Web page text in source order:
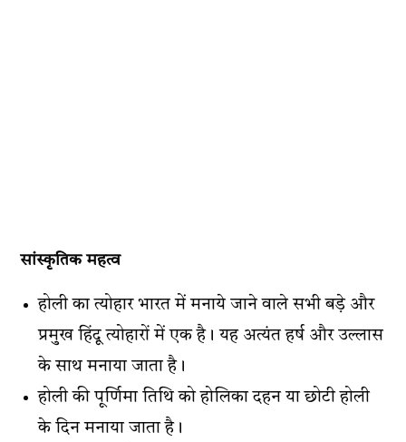
सांस्कृतिक महत्व
होली का त्योहार भारत में मनाये जाने वाले सभी बड़े और
प्रमुख हिंदू त्योहारों में एक है। यह अत्यंत हर्ष और उल्लास
के साथ मनाया जाता है।
होली की पूर्णिमा तिथि को होलिका दहन या छोटी होली
के दिन मनाया जाता है।